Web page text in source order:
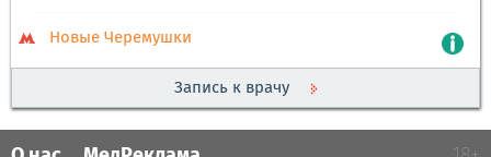
Новые Черемушки
Запись к врачу